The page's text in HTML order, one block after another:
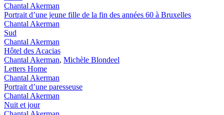
Chantal Akerman
Portrait d’une jeune fille de la fin des années 60 à Bruxelles
Chantal Akerman
Sud
Chantal Akerman
Hôtel des Acacias
Chantal Akerman, Michèle Blondeel
Letters Home
Chantal Akerman
Portrait d’une paresseuse
Chantal Akerman
Nuit et jour